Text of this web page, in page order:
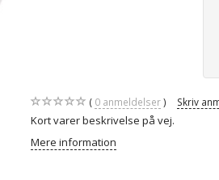
0anmeldelser Skriv
Kort varer beskrivelse på vej.
Mere information